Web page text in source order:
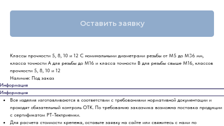
Оставить заявку
Классы прочности 5, 8, 10 и 12 С номинальными диаметрами резьбы от M5 до M36 мм,
класса точности А для резьбы до М16 и класса точности В для резьбы свыше М16, классов
прочности 5, 8, 10 и 12
Наличие: Под заказ
Информация
Информация
Все изделия изготавливаются в соответствии с требованиями нормативной документации и
проходят обязательный контроль ОТК. По требованию заказчика возможна поставка продукции
с сертификатом РТ-Техприемки.
Для расчета стоимости крепежа, оставьте заявку на сайте или свяжитесь с нами по